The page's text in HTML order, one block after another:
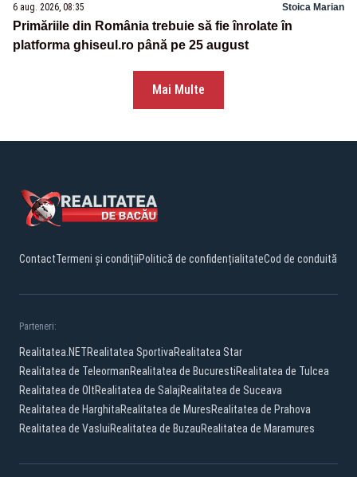
6 aug. 2026, 08:35 Stoica Marian
Primăriile din România trebuie să fie înrolate în
platforma ghiseul.ro până pe 25 august
Mai Multe
ContactTermeni și condițiiPolitică de confidențialitateCod de conduită
Parteneri:
Realitatea.NETRealitatea SportivaRealitatea Star
Realitatea de TeleormanRealitatea de BucurestiRealitatea de Tulcea
Realitatea de OltRealitatea de SalajRealitatea de Suceava
Realitatea de HarghitaRealitatea de MuresRealitatea de Prahova
Realitatea de VasluiRealitatea de BuzauRealitatea de Maramures